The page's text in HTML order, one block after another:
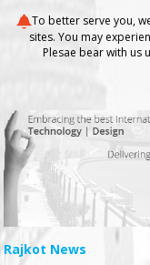
To better serve you,
sites. You may
Plesae bear with us
Rajkot News